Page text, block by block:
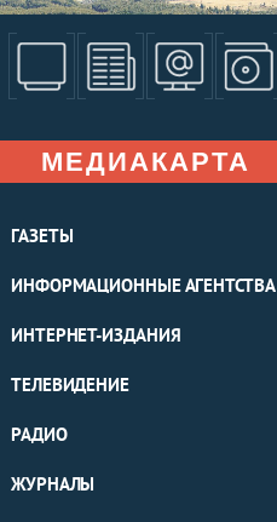
МЕДИАКАРТА
ГАЗЕТЫ
ИНФОРМАЦИОННЫЕ АГЕНТСТВА
ИНТЕРНЕТ-ИЗДАНИЯ
ТЕЛЕВИДЕНИЕ
РАДИО
ЖУРНАЛЫ